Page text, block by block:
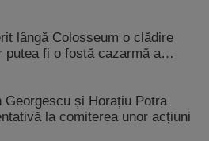
lângă Colosseum o clădire
putea fi o fostă cazarmă a…
și Horațiu Potra
la comiterea unor acțiuni